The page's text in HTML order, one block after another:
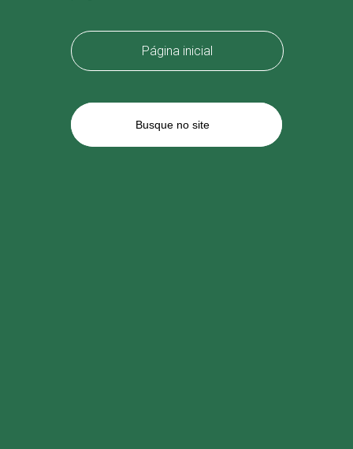
Página inicial